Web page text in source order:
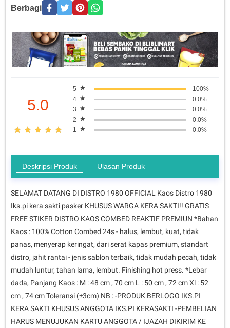
Berbagi
5.0
5
100%
4
0.0%
3
0.0%
2
0.0%
1
0.0%
Deskripsi Produk Ulasan Produk
SELAMAT DATANG DI DISTRO 1980 OFFICIAL Kaos Distro 1980
Iks.pi kera sakti pasker KHUSUS WARGA KERA SAKTI!! GRATIS
FREE STIKER DISTRO KAOS COMBED REAKTIF PREMIUN *Bahan
Kaos : 100% Cotton Combed 24s - halus, lembut, kuat, tidak
panas, menyerap keringat, dari serat kapas premium, standart
distro, jahit rantai - jenis sablon terbaik, tidak mudah pecah, tidak
mudah luntur, tahan lama, lembut. Finishing hot press. *Lebar
dada, Panjang Kaos : M : 48 cm , 70 cm L : 50 cm , 72 cm Xl : 52
cm , 74 cm Toleransi (±3cm) NB : -PRODUK BERLOGO IKS.PI
KERA SAKTI KHUSUS ANGGOTA IKS.PI KERASAKTI -PEMBELIAN
HARUS MENUJUKAN KARTU ANGGOTA / IJAZAH DIKIRIM KE